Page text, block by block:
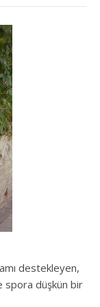
destekleyen,
spora düşkün bir